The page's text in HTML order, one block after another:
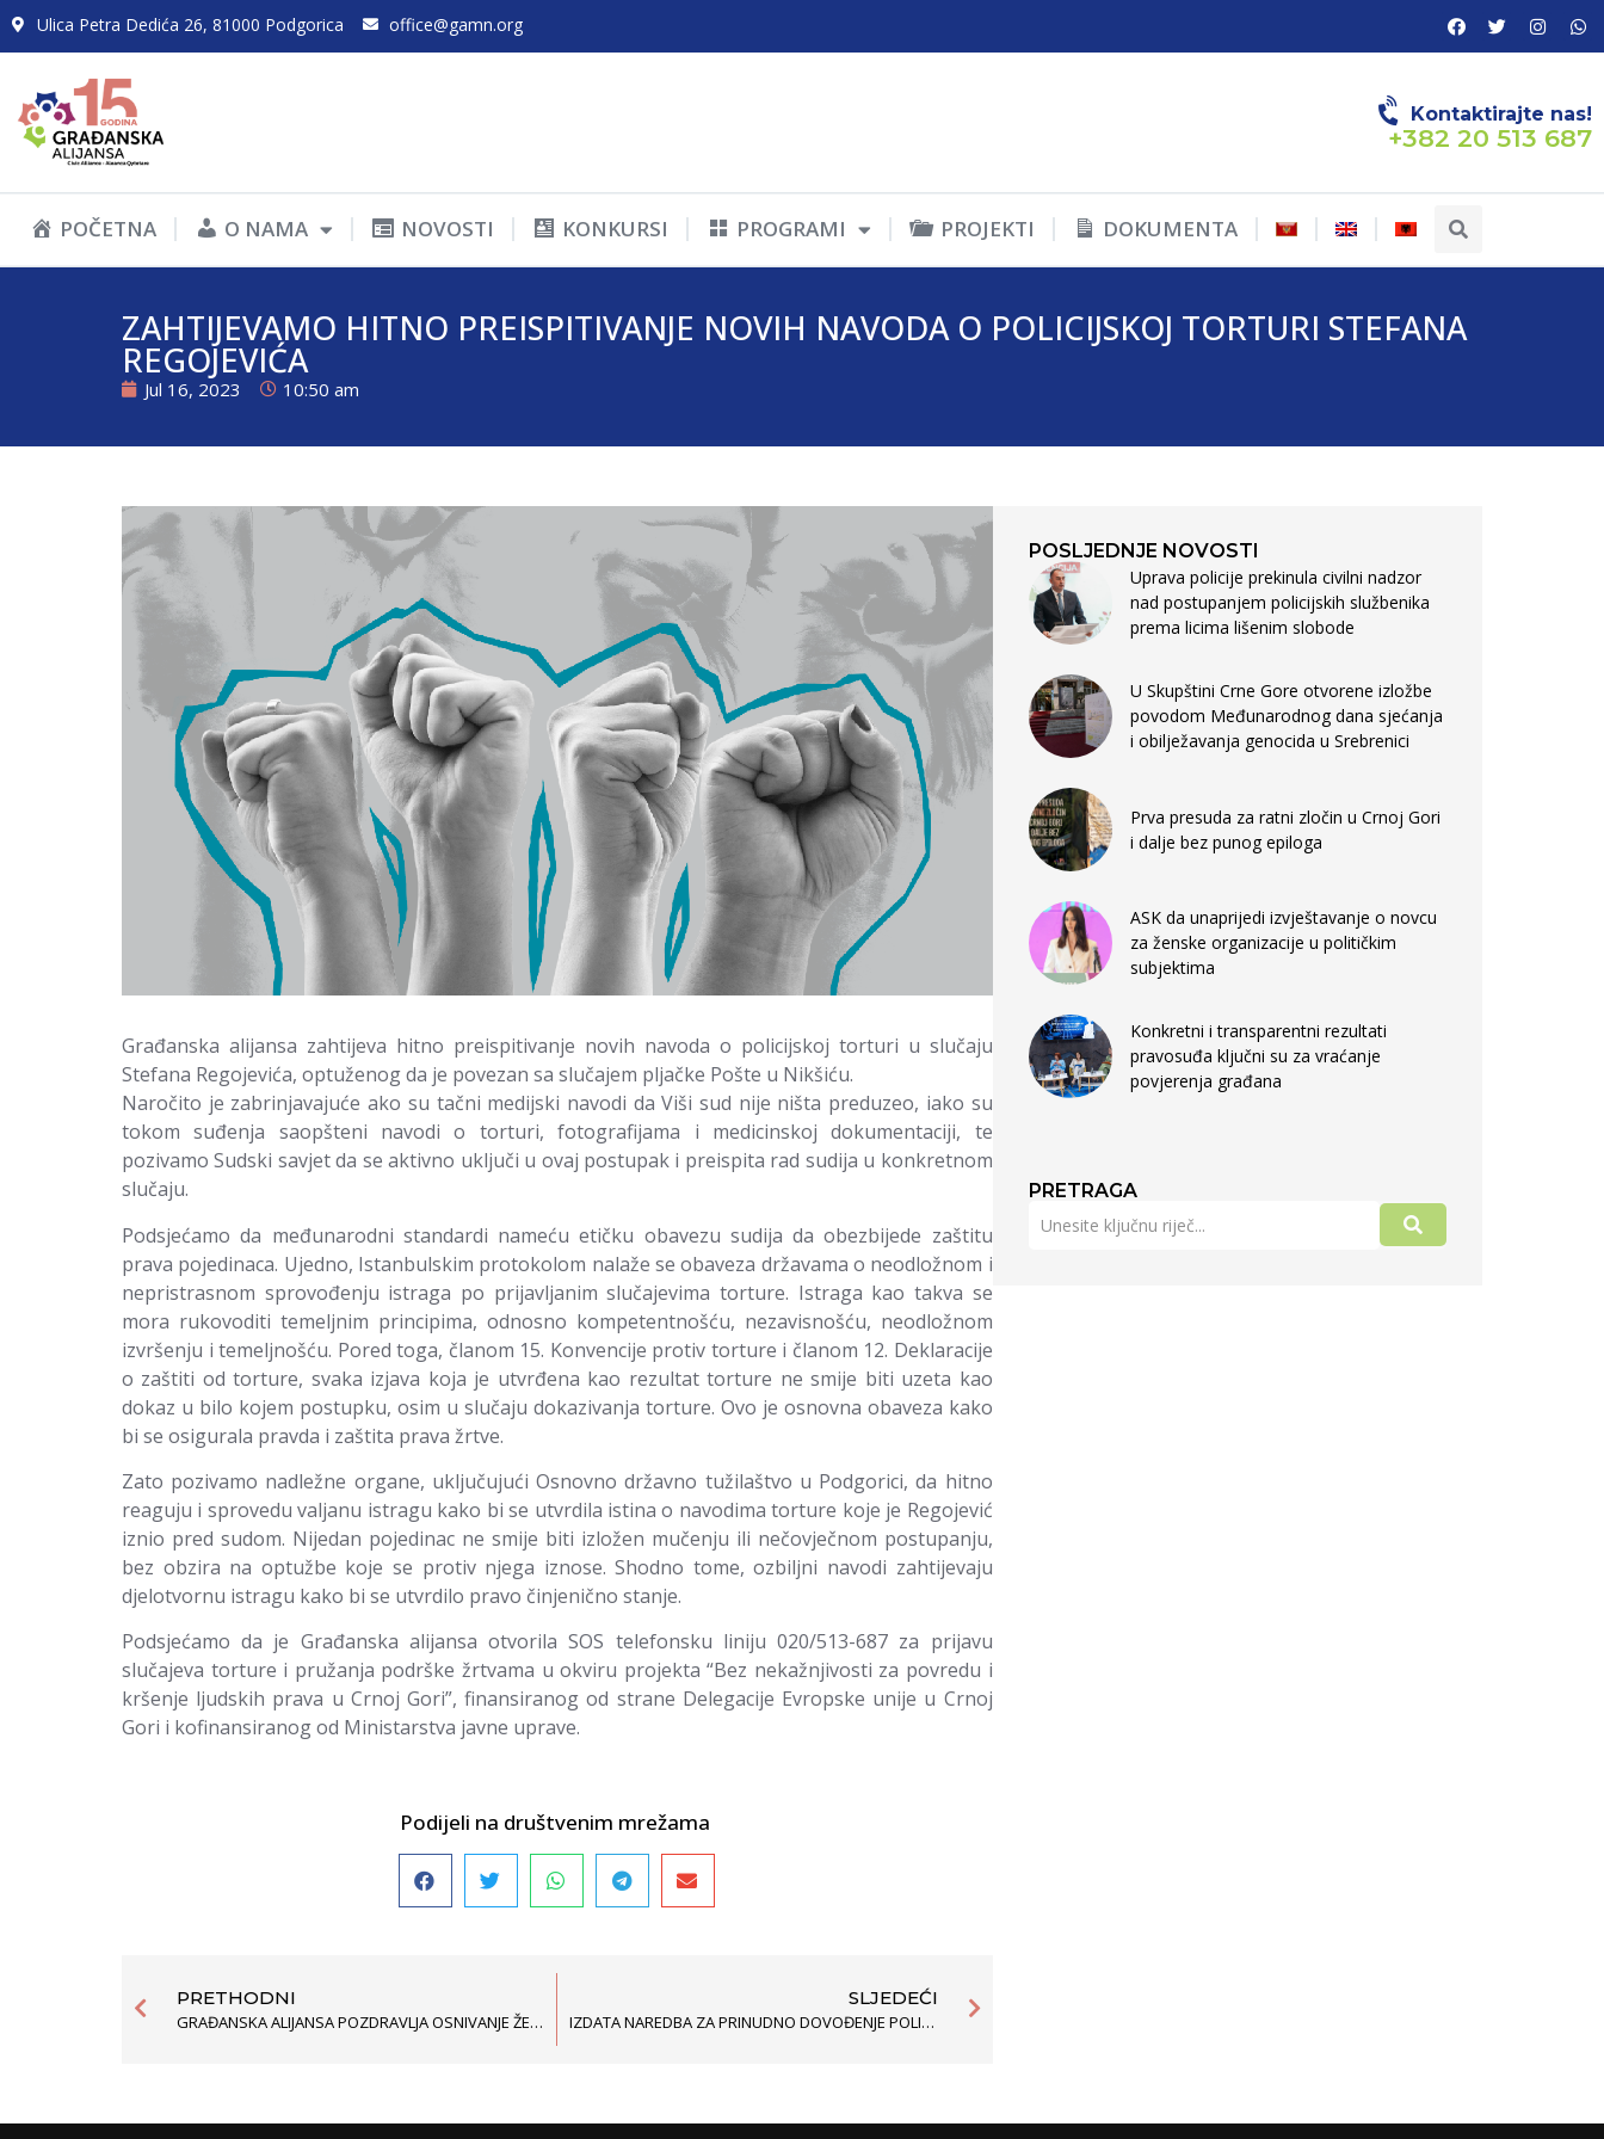
Ulica Petra Dedića 26, 81000 Podgorica office@gamn.org
Kontaktirajte nas!
+382 20 513 687
POČETNA O NAMA NOVOSTI KONKURSI PROGRAMI PROJEKTI DOKUMENTA
ZAHTIJEVAMO HITNO PREISPITIVANJE NOVIH NAVODA O POLICIJSKOJ TORTURI STEFANA
REGOJEVIĆA
Jul 16, 2023 10:50 am
Građanska alijansa zahtijeva hitno preispitivanje novih navoda o policijskoj torturi u slučaju
Stefana Regojevića, optuženog da je povezan sa slučajem pljačke Pošte u Nikšiću.
Naročito je zabrinjavajuće ako su tačni medijski navodi da Viši sud nije ništa preduzeo, iako su
tokom suđenja saopšteni navodi o torturi, fotografijama i medicinskoj dokumentaciji, te
pozivamo Sudski savjet da se aktivno uključi u ovaj postupak i preispita rad sudija u konkretnom
slučaju.
Podsjećamo da međunarodni standardi nameću etičku obavezu sudija da obezbijede zaštitu
prava pojedinaca. Ujedno, Istanbulskim protokolom nalaže se obaveza državama o neodložnom i
nepristrasnom sprovođenju istraga po prijavljanim slučajevima torture. Istraga kao takva se
mora rukovoditi temeljnim principima, odnosno kompetentnošću, nezavisnošću, neodložnom
izvršenju i temeljnošću. Pored toga, članom 15. Konvencije protiv torture i članom 12. Deklaracije
o zaštiti od torture, svaka izjava koja je utvrđena kao rezultat torture ne smije biti uzeta kao
dokaz u bilo kojem postupku, osim u slučaju dokazivanja torture. Ovo je osnovna obaveza kako
bi se osigurala pravda i zaštita prava žrtve.
Zato pozivamo nadležne organe, uključujući Osnovno državno tužilaštvo u Podgorici, da hitno
reaguju i sprovedu valjanu istragu kako bi se utvrdila istina o navodima torture koje je Regojević
iznio pred sudom. Nijedan pojedinac ne smije biti izložen mučenju ili nečovječnom postupanju,
bez obzira na optužbe koje se protiv njega iznose. Shodno tome, ozbiljni navodi zahtijevaju
djelotvornu istragu kako bi se utvrdilo pravo činjenično stanje.
Podsjećamo da je Građanska alijansa otvorila SOS telefonsku liniju 020/513-687 za prijavu
slučajeva torture i pružanja podrške žrtvama u okviru projekta “Bez nekažnjivosti za povredu i
kršenje ljudskih prava u Crnoj Gori”, finansiranog od strane Delegacije Evropske unije u Crnoj
Gori i kofinansiranog od Ministarstva javne uprave.
Podijeli na društvenim mrežama
PRETHODNI
GRAĐANSKA ALIJANSA POZDRAVLJA OSNIVANJE ŽENSKOG KLUBA U SKUPŠTINI GLAVNOG GRADA PODGORICE
SLJEDEĆI
IZDATA NAREDBA ZA PRINUDNO DOVOĐENJE POLICIJSKOG SLUŽBENIKA JOVANA PEKOVIĆA
POSLJEDNJE NOVOSTI
Uprava policije prekinula civilni nadzor
nad postupanjem policijskih službenika
prema licima lišenim slobode
U Skupštini Crne Gore otvorene izložbe
povodom Međunarodnog dana sjećanja
i obilježavanja genocida u Srebrenici
Prva presuda za ratni zločin u Crnoj Gori
i dalje bez punog epiloga
ASK da unaprijedi izvještavanje o novcu
za ženske organizacije u političkim
subjektima
Konkretni i transparentni rezultati
pravosuđa ključni su za vraćanje
povjerenja građana
PRETRAGA